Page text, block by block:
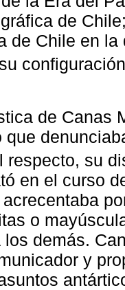
de
de Chile en
de Canas
que
respecto, su
en el curso
o
demás.
y